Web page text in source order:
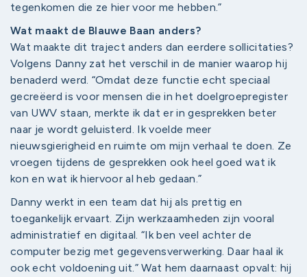
tegenkomen die ze hier voor me hebben.”
Wat maakt de Blauwe Baan anders?
Wat maakte dit traject anders dan eerdere sollicitaties?
Volgens Danny zat het verschil in de manier waarop hij
benaderd werd. “Omdat deze functie echt speciaal
gecreëerd is voor mensen die in het doelgroepregister
van UWV staan, merkte ik dat er in gesprekken beter
naar je wordt geluisterd. Ik voelde meer
nieuwsgierigheid en ruimte om mijn verhaal te doen. Ze
vroegen tijdens de gesprekken ook heel goed wat ik
kon en wat ik hiervoor al heb gedaan.”
Danny werkt in een team dat hij als prettig en
toegankelijk ervaart. Zijn werkzaamheden zijn vooral
administratief en digitaal. “Ik ben veel achter de
computer bezig met gegevensverwerking. Daar haal ik
ook echt voldoening uit.” Wat hem daarnaast opvalt: hij